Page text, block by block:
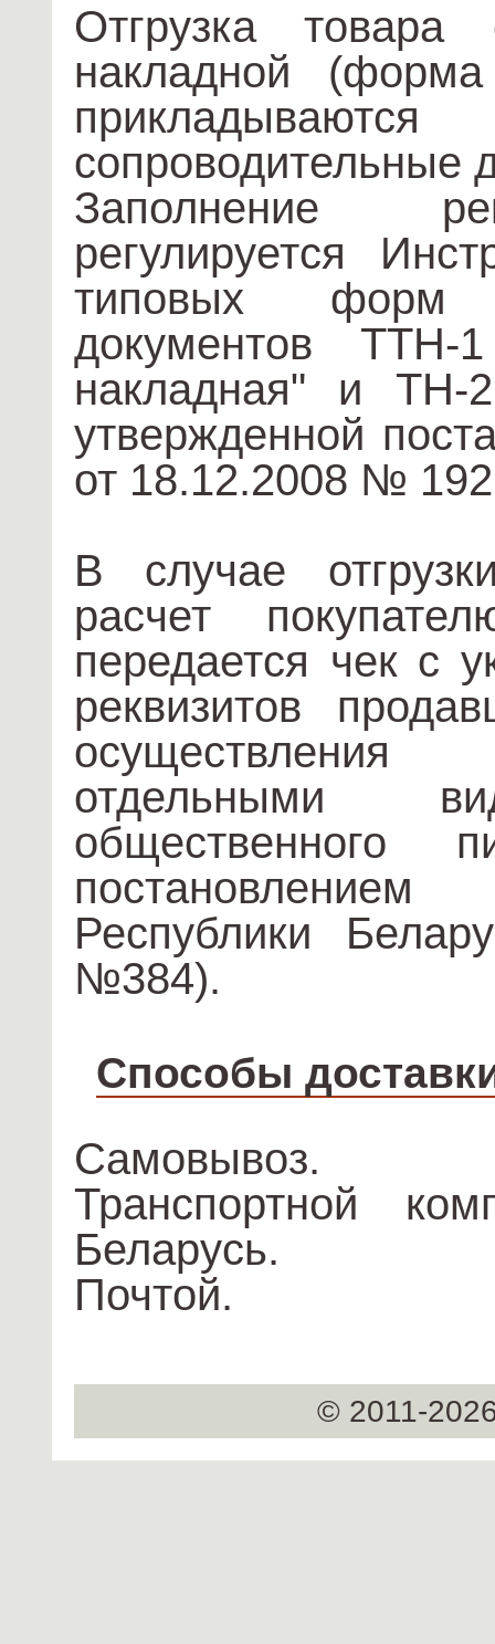
Отгрузка товара
накладной
сопроводительные
Заполнение
регулируется
типовых форм
документов ТТН-1
накладная" и ТН-
утвержденной
от 18.12.2008 №
В случае
расчет
передается чек с
реквизитов
осуществления
отдельными
общественного
Республики
№384).
Способы
Самовывоз.
Транспортной
Беларусь.
Почтой.
© 2011-